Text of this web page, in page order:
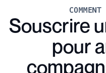
Souscrire
pour